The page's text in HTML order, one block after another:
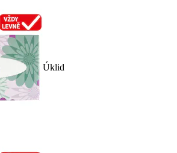
Úklid